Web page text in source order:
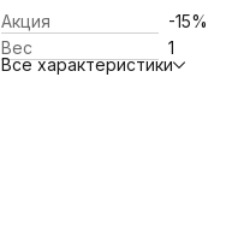
Акция
-15%
Вес
1
Все характеристики